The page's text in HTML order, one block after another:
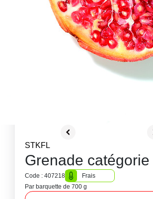
STKFL
Grenade catégorie
Code : 407218
Frais
Par barquette de 700 g